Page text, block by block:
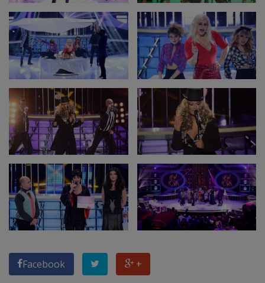
Facebook +